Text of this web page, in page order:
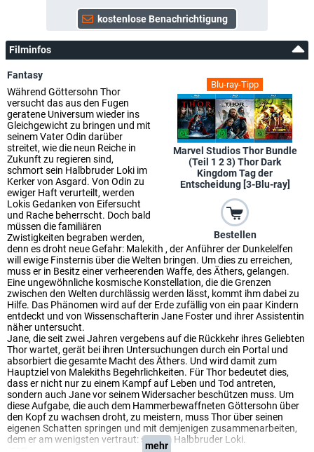
Filminfos
Blu-ray-Tipp
Marvel Studios Thor Bundle
(Teil 1 2 3) Thor Dark
Kingdom Tag der
Entscheidung [3-Blu-ray]
Bestellen
Fantasy
Während Göttersohn Thor
versucht das aus den Fugen
geratene Universum wieder ins
Gleichgewicht zu bringen und mit
seinem Vater Odin darüber
streitet, wie die neun Reiche in
Zukunft zu regieren sind,
schmort sein Halbbruder Loki im
Kerker von Asgard. Von Odin zu
ewiger Haft verurteilt, werden
Lokis Gedanken von Eifersucht
und Rache beherrscht. Doch bald
müssen die familiären
Zwistigkeiten begraben werden,
denn es droht neue Gefahr: Malekith , der Anführer der Dunkelelfen
will ewige Finsternis über die Welten bringen. Um dies zu erreichen,
muss er in Besitz einer verheerenden Waffe, des Äthers, gelangen.
Eine ungewöhnliche kosmische Konstellation, die die Grenzen
zwischen den Welten durchlässig werden lässt, kommt ihm dabei zu
Hilfe. Das Phänomen wird auf der Erde zufällig von ein paar Kindern
entdeckt und von Wissenschafterin Jane Foster und ihrer Assistentin
näher untersucht.
Jane, die seit zwei Jahren vergebens auf die Rückkehr ihres Geliebten
Thor wartet, gerät bei ihren Untersuchungen durch ein Portal und
absorbiert die gesamte Macht des Äthers. Und wird damit zum
Hauptziel von Malekiths Begehrlichkeiten. Für Thor bedeutet dies,
dass er nicht nur zu einem Kampf auf Leben und Tod antreten,
sondern auch Jane vor seinem Widersacher beschützen muss. Um
diese Aufgabe, die auch dem Hammerbewaffneten Göttersohn über
den Kopf zu wachsen droht, zu meistern, muss Thor über seinen
eigenen Schatten springen und mit demjenigen zusammenarbeiten,
dem er am wenigsten vertraut: seinem Halbbruder Loki.
mehr